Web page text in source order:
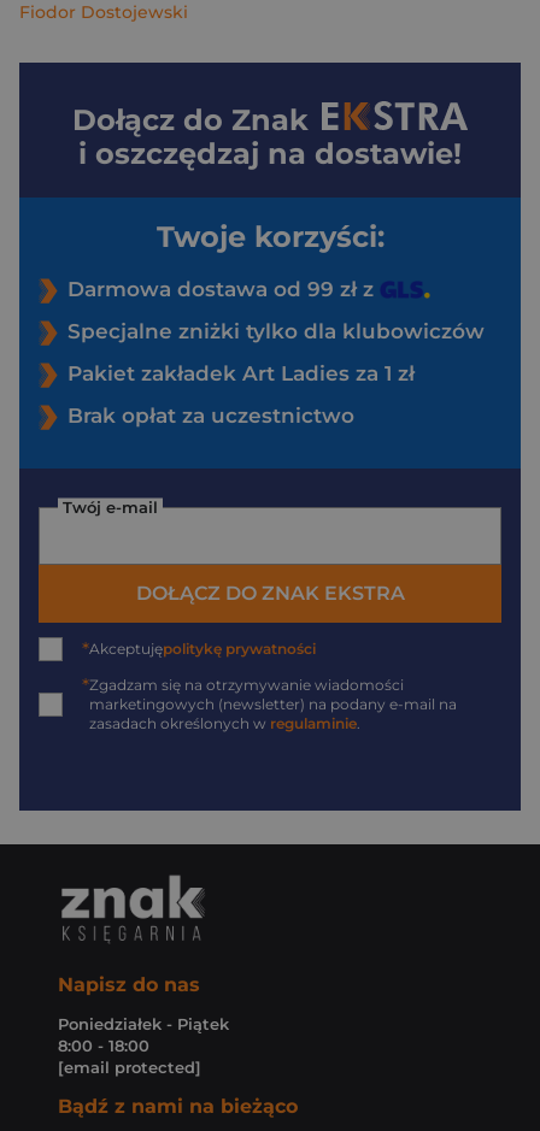
Fiodor Dostojewski
Dołącz do Znak
i oszczędzaj na dostawie!
Twoje korzyści:
Darmowa dostawa od 99 zł z
Specjalne zniżki tylko dla klubowiczów
Pakiet zakładek Art Ladies za 1 zł
Brak opłat za uczestnictwo
Twój e-mail
DOŁĄCZ DO ZNAK EKSTRA
*Akceptujępolitykę prywatności
*Zgadzam się na otrzymywanie wiadomości
marketingowych (newsletter) na podany e-mail na
zasadach określonych w regulaminie.
Napisz do nas
Poniedziałek - Piątek
8:00 - 18:00
[email protected]
Bądź z nami na bieżąco